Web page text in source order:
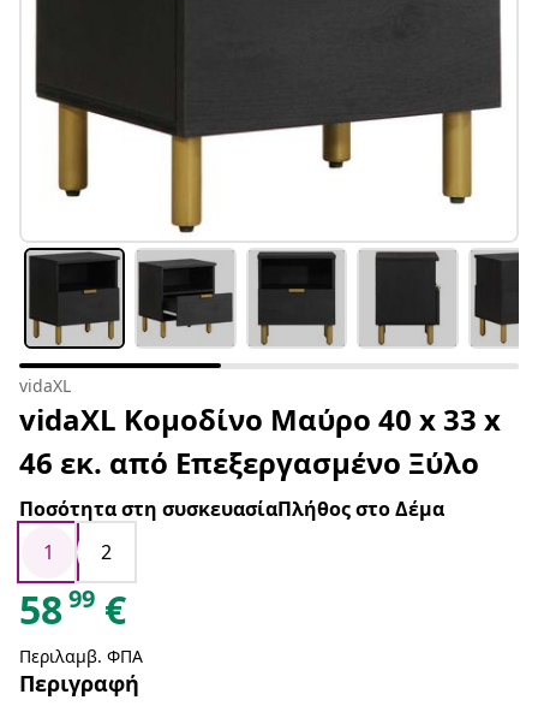
vidaXL
vidaXL Κομοδίνο Μαύρο 40 x 33 x
46 εκ. από Επεξεργασμένο Ξύλο
Ποσότητα στη συσκευασίαΠλήθος στο Δέμα
1
2
5899 €
Περιλαμβ. ΦΠΑ
Περιγραφή